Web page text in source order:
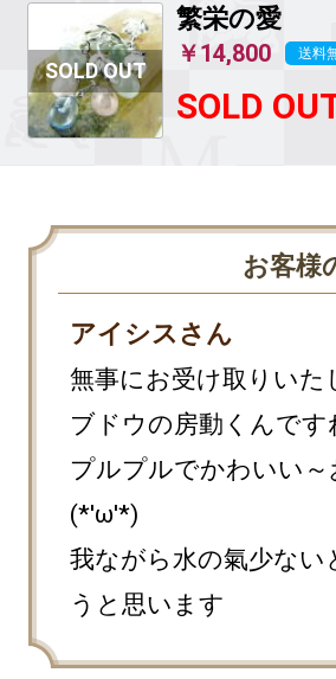
繁栄の愛
￥14,800 送料
SOLD
お客様
アイシスさん
無事にお受け取りいた
ブドウの房動くんです
プルプルでかわいい
(*'ω'*)
我ながら水の氣少な
うと思います